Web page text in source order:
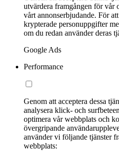
utvärdera framgången för vår
vårt annonserbjudande. För
krypterade personuppgifter
om du redan använder deras
Google Ads
Performance
Genom att acceptera dessa
analysera klick- och
optimera vår webbplats och
övergripande
använder vi följande tjänster
webbplats: